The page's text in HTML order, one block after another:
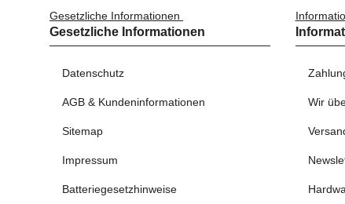
Gesetzliche Informationen
Gesetzliche Informationen
Datenschutz
AGB & Kundeninformationen
Sitemap
Impressum
Batteriegesetzhinweise
Wir